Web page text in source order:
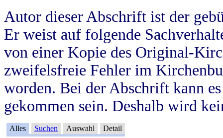
Autor dieser Abschrift ist der
Er weist auf folgende
von einer Kopie des Original-
zweifelsfreie Fehler im
worden. Bei der Abschrift kann
gekommen sein. Deshalb wird
Alles Suchen Auswahl Detail